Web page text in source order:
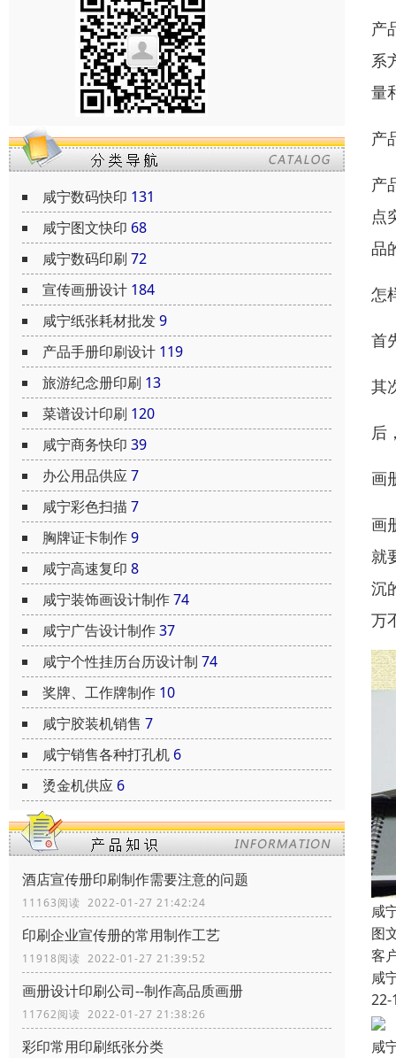
咸宁数码快印 131
咸宁图文快印 68
咸宁数码印刷 72
宣传画册设计 184
咸宁纸张耗材批发9
产品手册印刷设计 119
旅游纪念册印刷 13
菜谱设计印刷 120
咸宁商务快印 39
办公用品供应7
咸宁彩色扫描 7
胸牌证卡制作9
咸宁高速复印 8
咸宁装饰画设计制作74
咸宁广告设计制作37
咸宁个性挂历台历设计制 74
奖牌、工作牌制作 10
咸宁胶装机销售 7
咸宁销售各种打孔机 6
烫金机供应 6
酒店宣传册印刷制作需要注意的问题
11163阅读 2022-01-27 21:42:24
印刷企业宣传册的常用制作工艺
11918阅读 2022-01-27 21:39:52
画册设计印刷公司--制作高品质画册
11762阅读 2022-01-27 21:38:26
彩印常用印刷纸张分类
产
系
量
产
产
点
品
怎
首
其
后
画
画
就
沉
万
咸
图
客
咸
22-
咸